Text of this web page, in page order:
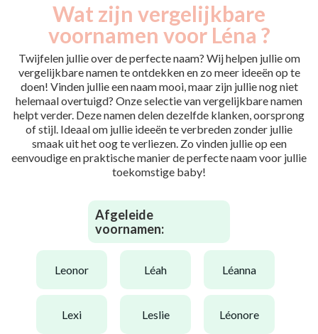
Wat zijn vergelijkbare
voornamen voor Léna ?
Twijfelen jullie over de perfecte naam? Wij helpen jullie om
vergelijkbare namen te ontdekken en zo meer ideeën op te
doen! Vinden jullie een naam mooi, maar zijn jullie nog niet
helemaal overtuigd? Onze selectie van vergelijkbare namen
helpt verder. Deze namen delen dezelfde klanken, oorsprong
of stijl. Ideaal om jullie ideeën te verbreden zonder jullie
smaak uit het oog te verliezen. Zo vinden jullie op een
eenvoudige en praktische manier de perfecte naam voor jullie
toekomstige baby!
Afgeleide
voornamen:
leonor léah léanna
lexi leslie léonore